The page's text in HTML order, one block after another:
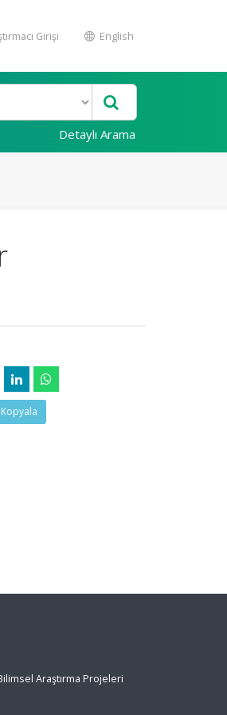
Girişi English
Detaylı Arama
Araştırma Projeleri